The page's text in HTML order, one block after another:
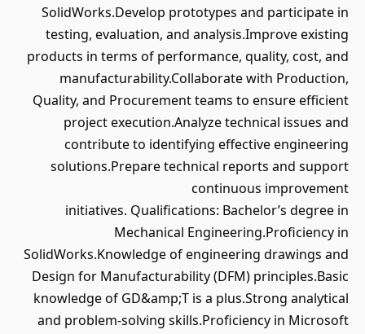
SolidWorks.Develop prototypes and participate in
testing, evaluation, and analysis.Improve existing
products in terms of performance, quality, cost, and
manufacturability.Collaborate with Production,
Quality, and Procurement teams to ensure efficient
project execution.Analyze technical issues and
contribute to identifying effective engineering
solutions.Prepare technical reports and support
continuous improvement
initiatives. Qualifications: Bachelor’s degree in
Mechanical Engineering.Proficiency in
SolidWorks.Knowledge of engineering drawings and
Design for Manufacturability (DFM) principles.Basic
knowledge of GD&amp;T is a plus.Strong analytical
and problem-solving skills.Proficiency in Microsoft